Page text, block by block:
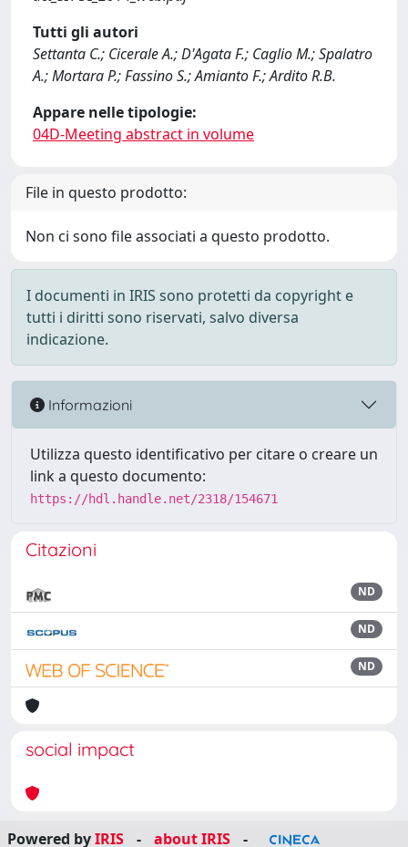
Tutti gli autori
Settanta C.; Cicerale A.; D'Agata F.; Caglio M.; Spalatro
A.; Mortara P.; Fassino S.; Amianto F.; Ardito R.B.
Appare nelle tipologie:
04D-Meeting abstract in volume
File in questo prodotto:
Non ci sono file associati a questo prodotto.
I documenti in IRIS sono protetti da copyright e
tutti i diritti sono riservati, salvo diversa
indicazione.
Informazioni
Utilizza questo identificativo per citare o creare un
link a questo documento:
https://hdl.handle.net/2318/154671
Citazioni
ND
ND
ND
social impact
Powered byIRIS - about IRIS -